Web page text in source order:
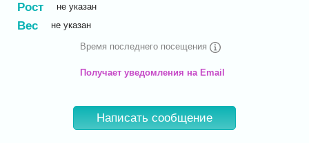
Рост не указан
Вес не указан
Время последнего посещения
Получает уведомления на Email
Написать сообщение